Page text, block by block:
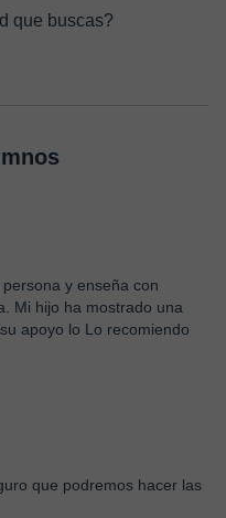
que buscas?
y enseña con
Mi hijo ha mostrado una
apoyo lo Lo recomiendo
que podremos hacer las